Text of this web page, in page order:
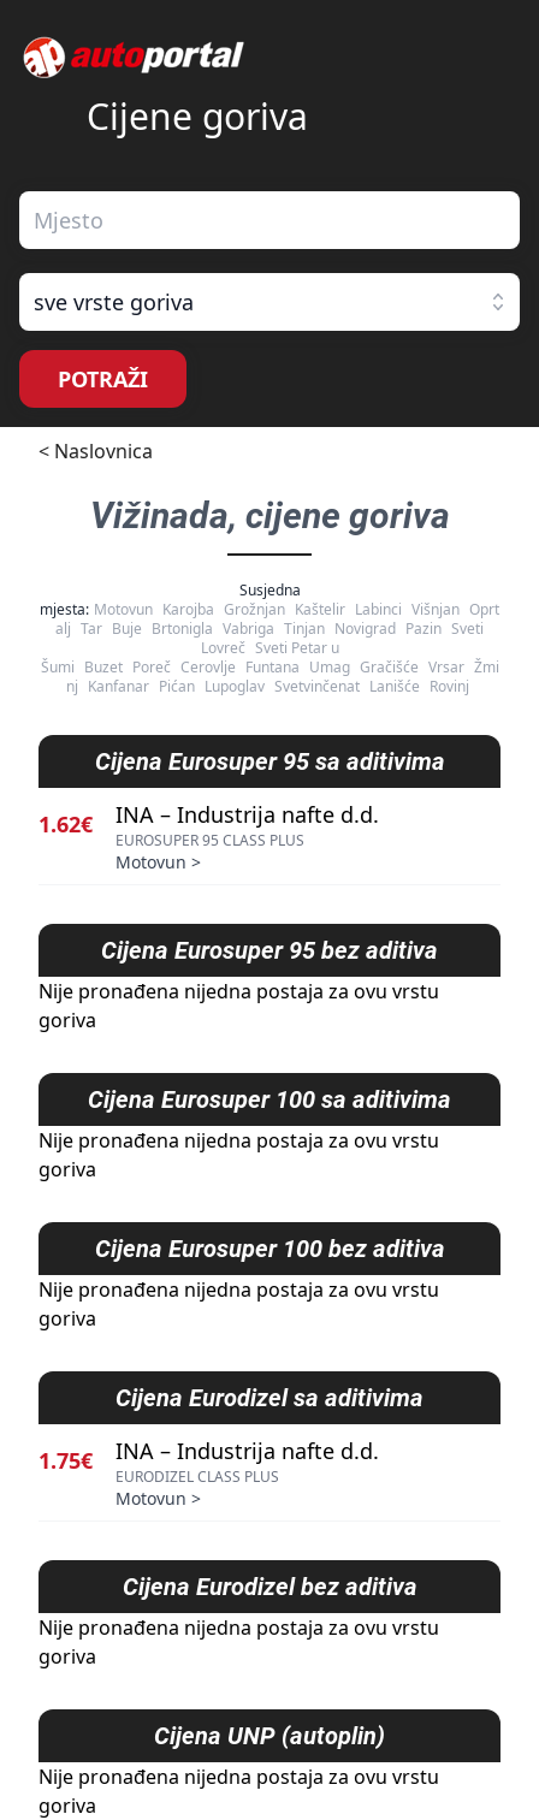
Cijene goriva
sve vrste goriva
POTRAŽI
< Naslovnica
Vižinada, cijene goriva
Susjedna
mjesta: Motovun Karojba Grožnjan Kaštelir Labinci Višnjan Oprt
alj Tar Buje Brtonigla Vabriga Tinjan Novigrad Pazin Sveti
Lovreč Sveti Petar u
Šumi Buzet Poreč Cerovlje Funtana Umag Gračišće Vrsar Žmi
nj Kanfanar Pićan Lupoglav Svetvinčenat Lanišće Rovinj
Cijena Eurosuper 95 sa aditivima
1.62€ INA – Industrija nafte d.d.
EUROSUPER 95 CLASS PLUS
Motovun >
Cijena Eurosuper 95 bez aditiva
Nije pronađena nijedna postaja za ovu vrstu
goriva
Cijena Eurosuper 100 sa aditivima
Nije pronađena nijedna postaja za ovu vrstu
goriva
Cijena Eurosuper 100 bez aditiva
Nije pronađena nijedna postaja za ovu vrstu
goriva
Cijena Eurodizel sa aditivima
1.75€ INA – Industrija nafte d.d.
EURODIZEL CLASS PLUS
Motovun >
Cijena Eurodizel bez aditiva
Nije pronađena nijedna postaja za ovu vrstu
goriva
Cijena UNP (autoplin)
Nije pronađena nijedna postaja za ovu vrstu
goriva